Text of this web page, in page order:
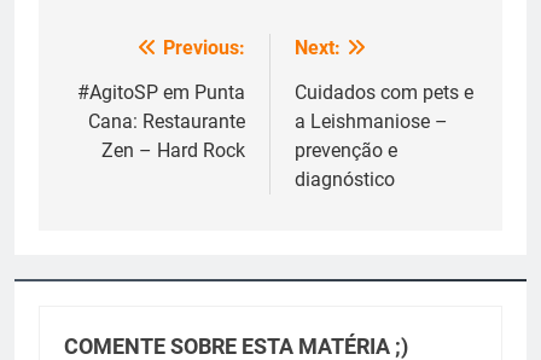
Navegação
de
Post
Previous:
#AgitoSP em Punta
Cana: Restaurante
Zen – Hard Rock
Next:
Cuidados com pets e
a Leishmaniose –
prevenção e
diagnóstico
COMENTE SOBRE ESTA MATÉRIA ;)